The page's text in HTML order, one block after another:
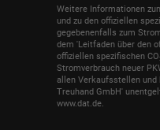
Weitere Informationen
und zu den offiziellen
gegebenenfalls zum
dem 'Leitfaden über den
offiziellen spezifischen CO
Stromverbrauch neuer
allen Verkaufsstellen und
Treuhand GmbH'
www.dat.de.